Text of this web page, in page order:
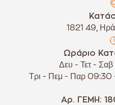
1821 49,
Ωράριο
Δευ - Τετ -
Τρι - Πεμ - Παρ 09:30
Αρ. ΓΕΜΗ: